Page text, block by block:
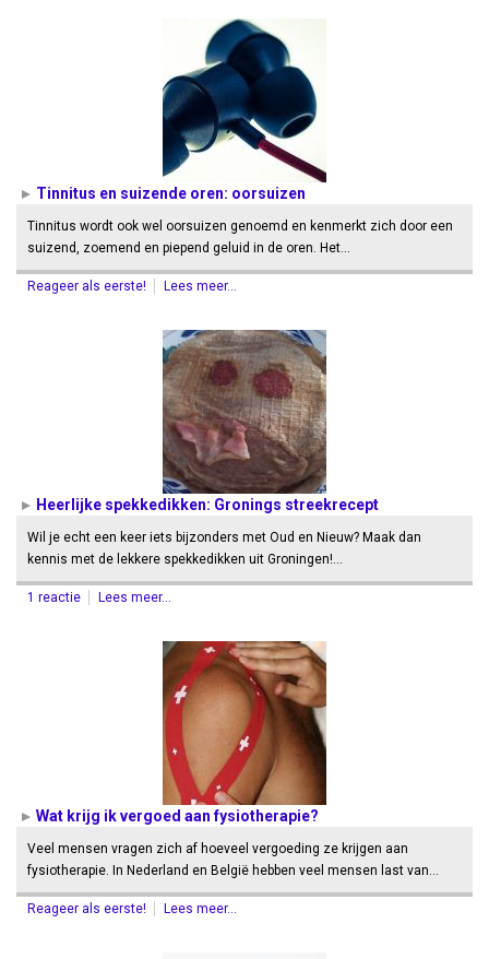
Tinnitus en suizende oren: oorsuizen
Tinnitus wordt ook wel oorsuizen genoemd en kenmerkt zich door een
suizend, zoemend en piepend geluid in de oren. Het…
Reageer als eerste! Lees meer...
Heerlijke spekkedikken: Gronings streekrecept
Wil je echt een keer iets bijzonders met Oud en Nieuw? Maak dan
kennis met de lekkere spekkedikken uit Groningen!…
1 reactie Lees meer...
Wat krijg ik vergoed aan fysiotherapie?
Veel mensen vragen zich af hoeveel vergoeding ze krijgen aan
fysiotherapie. In Nederland en België hebben veel mensen last van…
Reageer als eerste! Lees meer...